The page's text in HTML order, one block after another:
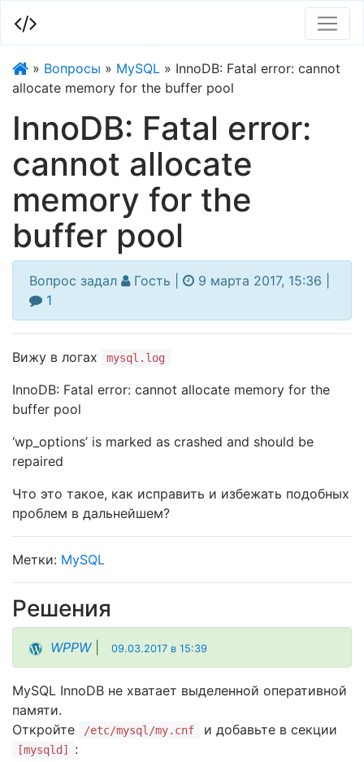
» Вопросы » MySQL » InnoDB: Fatal error: cannot
allocate memory for the buffer pool
InnoDB: Fatal error:
cannot allocate
memory for the
buffer pool
Гость |
9 марта 2017, 15:36 |
1
Вижу в логах mysql.log
InnoDB: Fatal error: cannot allocate memory for the
buffer pool
‘wp_options’ is marked as crashed and should be
repaired
Что это такое, как исправить и избежать подобных
проблем в дальнейшем?
MySQL
Решения
WPPW 09.03.2017 в 15:39
MySQL InnoDB не хватает выделенной оперативной
памяти.
Откройте
/etc/mysql/my.cnf и добавьте в секции
[mysqld] :